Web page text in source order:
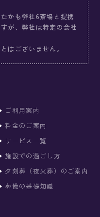
かも弊社6斎場と提携
が、弊社は特定の会社
はございません。
ご利用案内
料金のご案内
サービス一覧
施設での過ごし方
夕刻葬（夜火葬）のご案内
葬儀の基礎知識